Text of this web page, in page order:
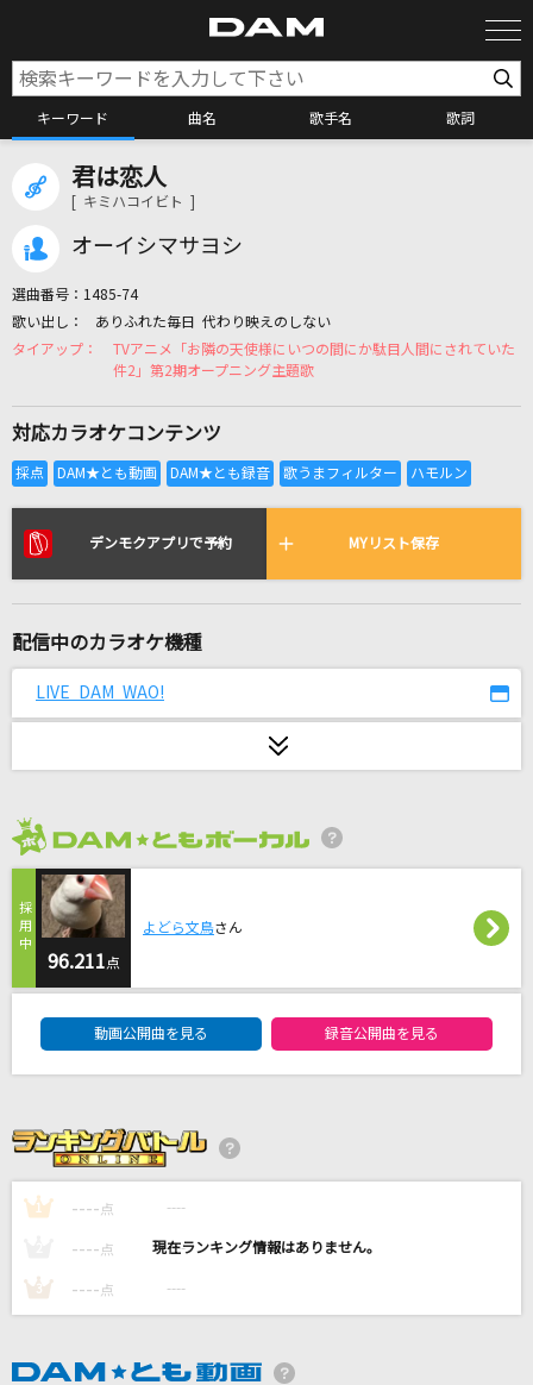
キーワード 曲名 歌手名 歌詞
カラオケリクエスト
全国りれき
リアルタイムで歌われている曲の一覧
[生音]小さな恋のうた
セレナーデ
[生音]いとしき日々よ
FLASH BACK!!!!!!!!
Chevon
1925
冨田悠斗(とみー/T-POCKET) feat.初音ミク
Only Human(ビデオクリップバージョン)
赤西仁
優里
君は恋人
[ キミハコイビト ]
オーイシマサヨシ
選曲番号： 1485-74
ありふれた毎日 代わり映えのしない
TVアニメ「お隣の天使様にいつの間にか駄目人間にされていた
件2」第2期オープニング主題歌
対応カラオケコンテンツ
デンモクアプリで予約 MYリスト保存
配信中のカラオケ機種
LIVE DAM WAO!
96.211 点
よどら文鳥さん
動画公開曲を見る 録音公開曲を見る
1 ---- 点 ----
---- 点 ----
3 ---- 点 ----